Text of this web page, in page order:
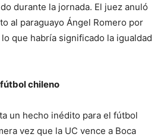
durante la jornada. El juez anuló
al paraguayo Ángel Romero por
que habría significado la igualdad
chileno
un hecho inédito para el fútbol
vez que la UC vence a Boca